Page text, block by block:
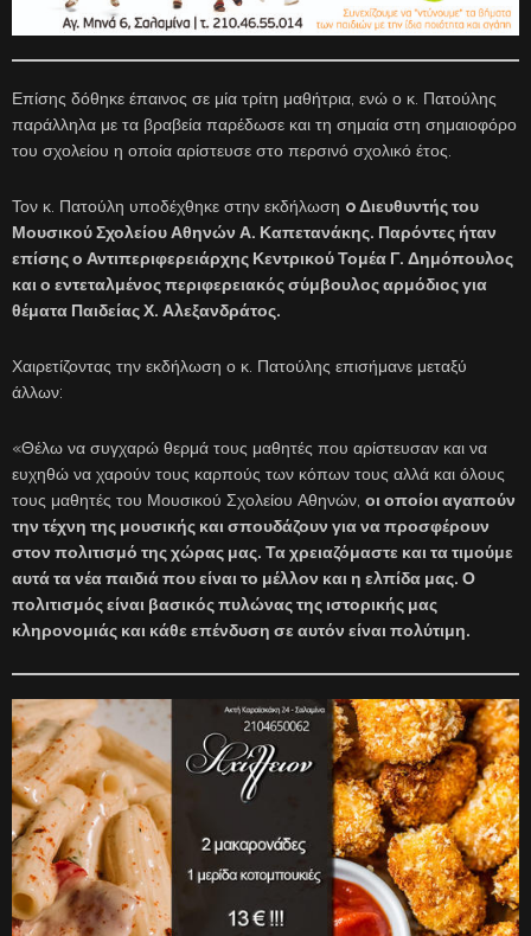
Επίσης δόθηκε έπαινος σε μία τρίτη μαθήτρια, ενώ ο κ. Πατούλης
παράλληλα με τα βραβεία παρέδωσε και τη σημαία στη σημαιοφόρο
του σχολείου η οποία αρίστευσε στο περσινό σχολικό έτος.
Τον κ. Πατούλη υποδέχθηκε στην εκδήλωση oΔιευθυντής του
Μουσικού Σχολείου Αθηνών Α. Καπετανάκης. Παρόντες ήταν
επίσης ο Αντιπεριφερειάρχης Κεντρικού Τομέα Γ. Δημόπουλος
και ο εντεταλμένος περιφερειακός σύμβουλος αρμόδιος για
θέματα Παιδείας Χ. Αλεξανδράτος.
Χαιρετίζοντας την εκδήλωση ο κ. Πατούλης επισήμανε μεταξύ
άλλων:
«Θέλω να συγχαρώ θερμά τους μαθητές που αρίστευσαν και να
ευχηθώ να χαρούν τους καρπούς των κόπων τους αλλά και όλους
τους μαθητές του Μουσικού Σχολείου Αθηνών, οι οποίοι αγαπούν
την τέχνη της μουσικής και σπουδάζουν για να προσφέρουν
στον πολιτισμό της χώρας μας. Τα χρειαζόμαστε και τα τιμούμε
αυτά τα νέα παιδιά που είναι το μέλλον και η ελπίδα μας. Ο
πολιτισμός είναι βασικός πυλώνας της ιστορικής μας
κληρονομιάς και κάθε επένδυση σε αυτόν είναι πολύτιμη.